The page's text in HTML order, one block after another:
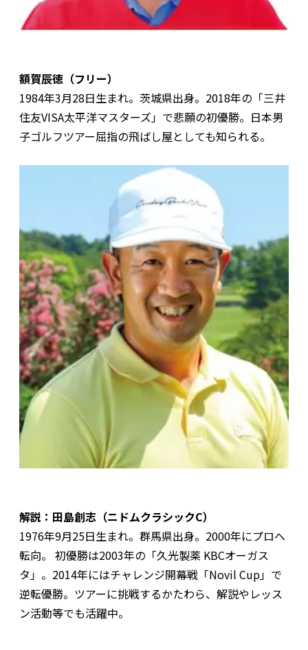
額賀辰徳（フリー）
1984年3月28日生まれ。茨城県出身。2018年の「三井
住友VISA太平洋マスターズ」で悲願の初優勝。日本男
子ゴルフツアー屈指の飛ばし屋としても知られる。
解説：田島創志（ニドムクラシックC）
1976年9月25日生まれ。群馬県出身。2000年にプロへ
転向。 初優勝は2003年の「久光製薬 KBCオーガス
タ」。2014年にはチャレンジ開幕戦「Novil Cup」で
逆転優勝。ツアーに挑戦するかたわら、解説やレッス
ン活動等でも活躍中。